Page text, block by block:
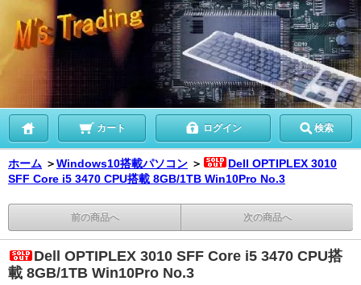
カート ログイン 検索
ホーム ＞Windows10搭載パソコン ＞
Dell OPTIPLEX 3010
SFF Core i5 3470 CPU搭載 8GB/1TB Win10Pro No.3
前の商品へ 次の商品へ
Dell OPTIPLEX 3010 SFF Core i5 3470 CPU搭
載 8GB/1TB Win10Pro No.3